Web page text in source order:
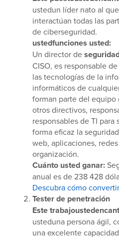
ustedun líder nato al
interactúan todas las
de ciberseguridad.
ustedfunciones usted:
Un director de
CISO, es responsable
las tecnologías de la
informáticos de
forman parte del
otros directivos,
responsables de TI
forma eficaz la
web, aplicaciones,
organización.
Cuánto usted ganar:
anual es de 238 428
Descubra cómo
Tester de penetración
Este
usteduna persona ágil,
una excelente